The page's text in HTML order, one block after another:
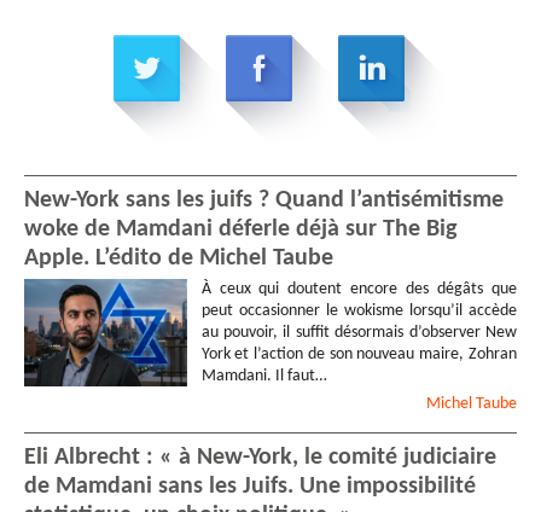
New-York sans les juifs ? Quand l’antisémitisme
woke de Mamdani déferle déjà sur The Big
Apple. L’édito de Michel Taube
À ceux qui doutent encore des dégâts que
peut occasionner le wokisme lorsqu’il accède
au pouvoir, il suffit désormais d’observer New
York et l’action de son nouveau maire, Zohran
Mamdani. Il faut…
Michel Taube
Eli Albrecht : « à New-York, le comité judiciaire
de Mamdani sans les Juifs. Une impossibilité